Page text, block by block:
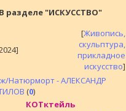
В разделе "ИСКУССТВО"
[Живопись,
скульптура,
прикладное
искусство]
Натюрморт - АЛЕКСАНДР
(0)
КОТктейль